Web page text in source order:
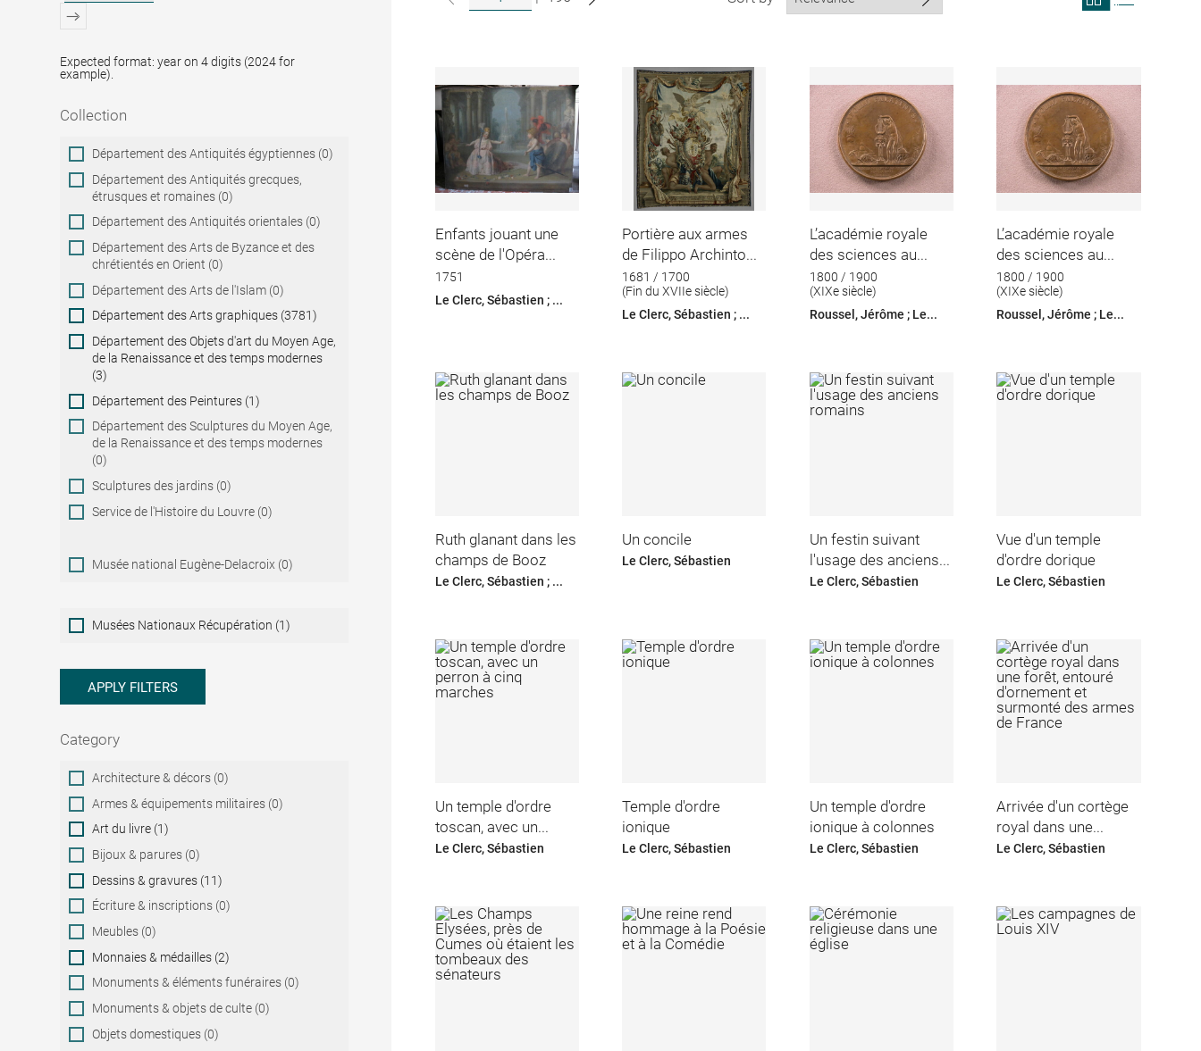
Expected format: year on 4 digits (2024 for
example).
Collection
Collection
Département des Antiquités égyptiennes (0)
Département des Antiquités grecques,
étrusques et romaines (0)
Département des Antiquités orientales (0)
Département des Arts de Byzance et des
chrétientés en Orient (0)
Département des Arts de l'Islam (0)
Département des Arts graphiques (3781)
Département des Objets d'art du Moyen Age,
de la Renaissance et des temps modernes
(3)
Département des Peintures (1)
Département des Sculptures du Moyen Age,
de la Renaissance et des temps modernes
(0)
Sculptures des jardins (0)
Service de l'Histoire du Louvre (0)
Musée national Eugène-Delacroix (0)
Musées
Nationaux
Musées Nationaux Récupération (1)
APPLY FILTERS
Category
Category
Architecture & décors (0)
Armes & équipements militaires (0)
Art du livre (1)
Bijoux & parures (0)
Dessins & gravures (11)
Écriture & inscriptions (0)
Meubles (0)
Monnaies & médailles (2)
Monuments & éléments funéraires (0)
Monuments & objets de culte (0)
Objets domestiques (0)
search
Enfants jouant une
scène de l'Opéra...
1751
Le Clerc, Sébastien ; ...
Portière aux armes
de Filippo Archinto...
1681 / 1700
(Fin du XVIIe siècle)
Le Clerc, Sébastien ; ...
L’académie royale
des sciences au...
1800 / 1900
(XIXe siècle)
Roussel, Jérôme ; Le...
L’académie royale
des sciences au...
1800 / 1900
(XIXe siècle)
Roussel, Jérôme ; Le...
Ruth glanant dans les
champs de Booz
Le Clerc, Sébastien ; ...
Un concile
Le Clerc, Sébastien
Un festin suivant
l'usage des anciens...
Le Clerc, Sébastien
Vue d'un temple
d'ordre dorique
Le Clerc, Sébastien
Un temple d'ordre
toscan, avec un...
Le Clerc, Sébastien
Temple d'ordre
ionique
Le Clerc, Sébastien
Un temple d'ordre
ionique à colonnes
Le Clerc, Sébastien
Arrivée d'un cortège
royal dans une...
Le Clerc, Sébastien